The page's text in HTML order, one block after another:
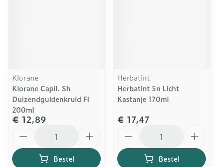
Klorane
Klorane Capil. Sh
Duizendguldenkruid Fl
200ml
€ 12,89
Bestel
Herbatint
Herbatint 5n Licht
Kastanje 170ml
€ 17,47
Bestel